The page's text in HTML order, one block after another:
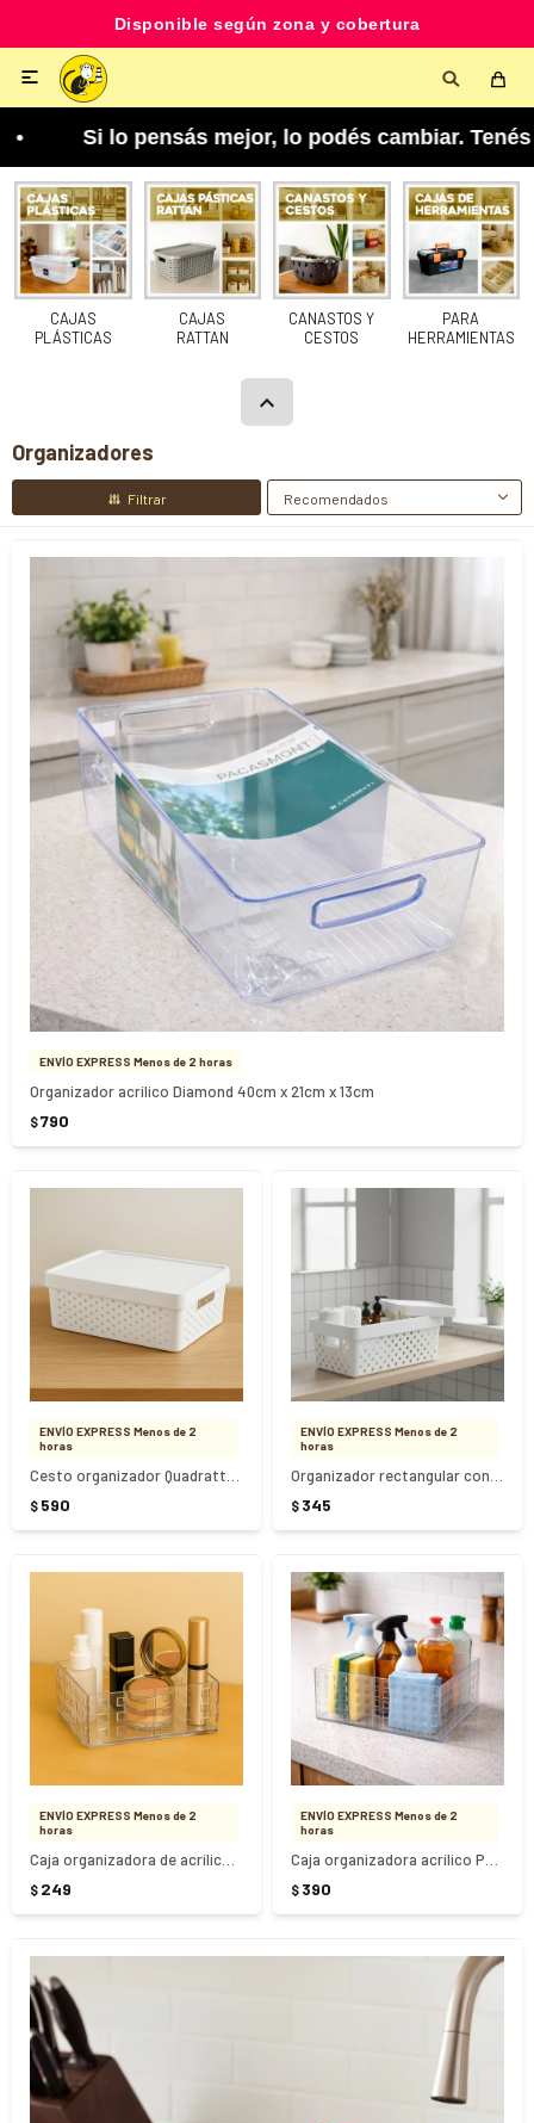
Disponible según zona y cobertura

podés cambiar. Tenés 5 días para
CAJAS
PLÁSTICAS
CAJAS
RATTAN
CANASTOS Y
CESTOS
PARA
HERRAMIENTAS
Organizadores
Recomendados
ENVÍO EXPRESS Menos de 2 horas
Organizador acrílico Diamond 40cm x 21cm x 13cm
$790
ENVÍO EXPRESS Menos de 2
horas
$ 590
ENVÍO EXPRESS Menos de 2
horas
$ 345
ENVÍO EXPRESS Menos de 2
horas
$ 249
ENVÍO EXPRESS Menos de 2
horas
$ 390